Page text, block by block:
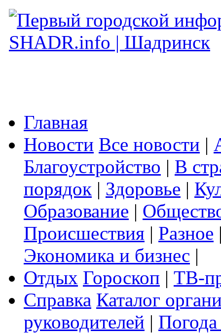
Главная
Новости Все новости |
Благоустройство | В
порядок | Здоровье |
Образование |
Происшествия | Разное
Экономика и бизнес |
Отдых Гороскоп | ТВ-
Справка Каталог
руководителей |